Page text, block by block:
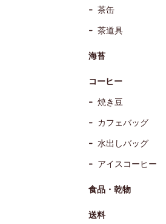
茶缶
茶道具
海苔
コーヒー
焼き豆
カフェバッグ
水出しバッグ
アイスコーヒー
食品・乾物
送料